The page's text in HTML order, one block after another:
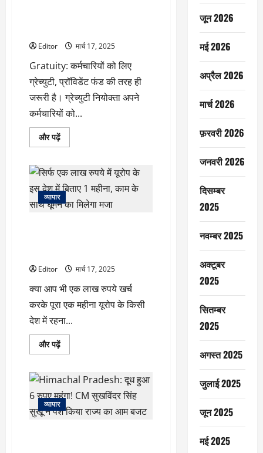
निवेश
के
बारे
में
और
पढ़ें
Editor मार्च 17, 2025
Gratuity: कर्मचारियों को लिए
ग्रेच्युटी, प्रॉविडेंट फंड की तरह ही
जरूरी है। ग्रेच्युटी नियोक्ता अपने
कर्मचारियों को...
और पढ़ेंGratuity:
कर्मचारियों
मिलती
है
ग्रेच्युटी?
जानिये
कैसे
सैलरी
अमाउंट
के
बारे
में
और
पढ़ें
व्यापार
Editor मार्च 17, 2025
क्या आप भी एक लाख रुपये खर्च
करके पूरा एक महीना यूरोप के किसी
देश में रहना...
और पढ़ेंसिर्फ
एक
में
यूरोप
के
इस
देश
में
व्यापार
जून 2026
मई 2026
अप्रैल 2026
मार्च 2026
फ़रवरी 2026
जनवरी 2026
दिसम्बर
2025
नवम्बर 2025
अक्टूबर
2025
सितम्बर
2025
अगस्त 2025
जुलाई 2025
जून 2025
मई 2025